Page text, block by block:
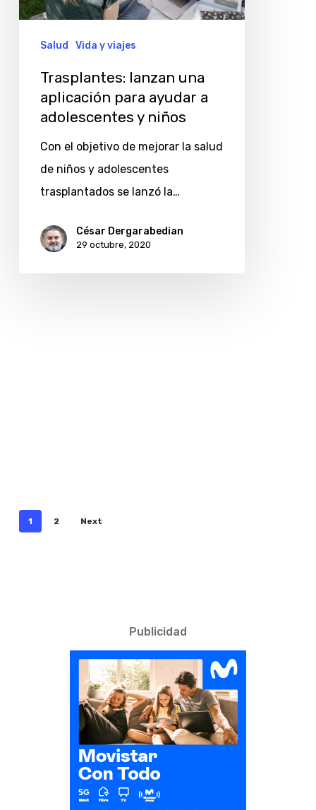
a
adolescentes
niños
Salud Vida y viajes
Trasplantes: lanzan una
aplicación para ayudar a
adolescentes y niños
Con el objetivo de mejorar la salud
de niños y adolescentes
trasplantados se lanzó la…
César Dergarabedian
29 octubre, 2020
1 2 Next
Publicidad